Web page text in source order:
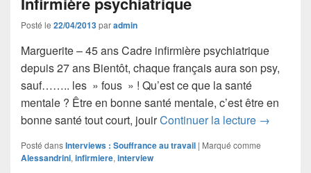
Posté le 22/04/2013paradmin
Marguerite – 45 ans Cadre infirmière psychiatrique
depuis 27 ans Bientôt, chaque français aura son psy,
sauf…….. les » fous » ! Qu’est ce que la santé
mentale ? Être en bonne santé mentale, c’est être en
bonne santé tout court, jouirContinuer la lecture Infirmière
→
Posté dansInterviews : Souffrance au travail | Marqué comme
Alessandrini, infirmiere, interview